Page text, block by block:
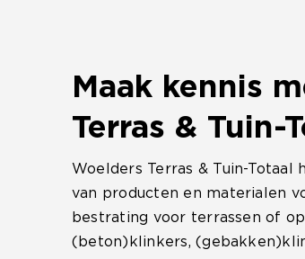
Maak kennis
Terras & Tuin-
Woelders Terras & Tuin-
van producten en materialen
bestrating voor terrassen of
(beton)klinkers,